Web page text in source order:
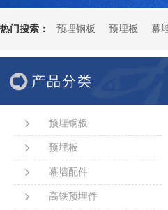
热门搜索： 预埋钢板 预埋板 幕
产品分类
预埋钢板
预埋板
幕墙配件
高铁预埋件